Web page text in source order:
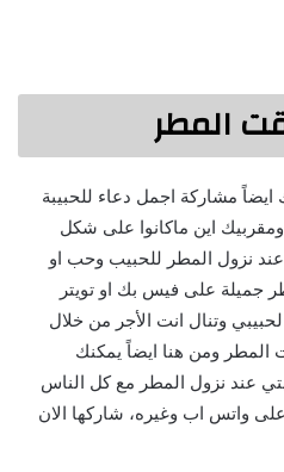
المطر
ايضاً مشاركة اجمل دعاء للحبيبة
اين ماكانوا على شكل
نزول المطر للحبيب وحب او
جميلة على فيس بك او تويتر
وتنال انت الأجر من خلال
المطر ومن هنا ايضاً يمكنك
عند نزول المطر مع كل الناس
واتس اب وغيره، شاركها الان